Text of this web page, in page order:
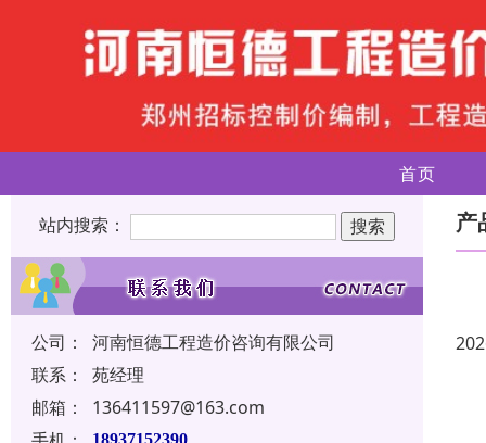
首页
站内搜索：
公司：
河南恒德工程造价咨询有限公司
联系：
苑经理
邮箱：
136411597@163.com
产